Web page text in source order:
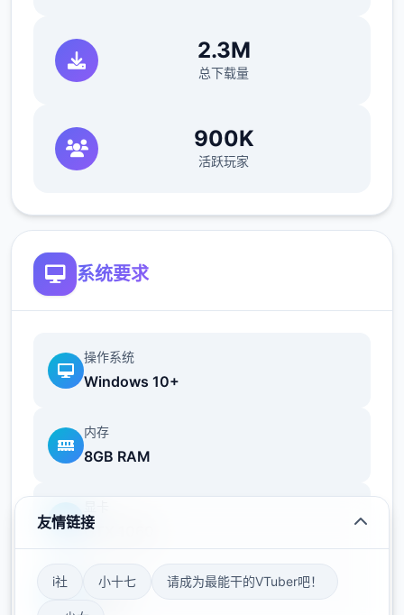
2.3M
总下载量
900K
活跃玩家
系统要求
操作系统
Windows 10+
内存
8GB RAM
GTX 1060
存储空间
友情链接
i社 小十七 请成为最能干的VTuber吧！